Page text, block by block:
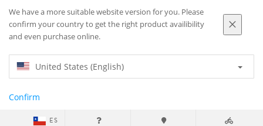
We have a more suitable website version for you. Please
confirm your country to get the right product availibility
and even purchase online.
United States (English)
Confirm
ES